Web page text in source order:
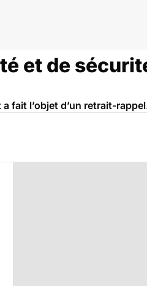
et de
fait l’objet d’un retrait-